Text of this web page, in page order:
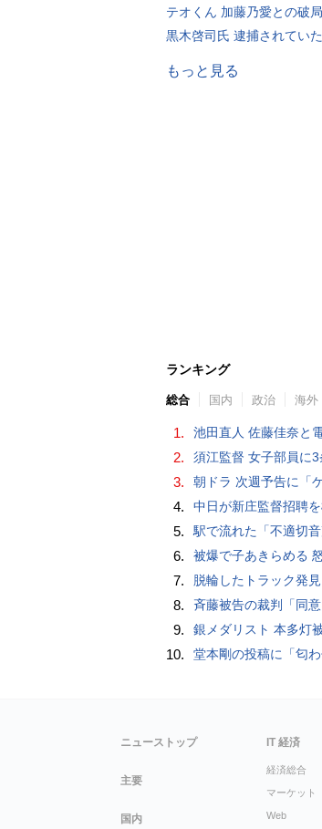
テオくん 加藤乃愛との破
黒木啓司氏 逮捕されてい
もっと見る
ランキング
総合 国内 政治 海外
1. 池田直人 佐藤佳奈と
2. 須江監督 女子部員に
3. 朝ドラ 次週予告に「
4. 中日が新庄監督招聘
5. 駅で流れた「不適切
6. 被爆で子あきらめる
7. 脱輪したトラック発
8. 斉藤被告の裁判「同意
9. 銀メダリスト 本多灯
10. 堂本剛の投稿に「匂わ
ニューストップ
主要
国内
IT 経済
経済総合
マーケット
Web